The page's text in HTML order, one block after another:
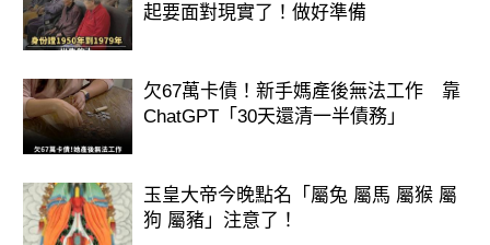
起要面對現實了！做好準備
欠67萬卡債！新手媽產後無法工作 靠
ChatGPT「30天還清一半債務」
玉皇大帝今晚點名「屬兔 屬馬 屬猴 屬
狗 屬豬」注意了！